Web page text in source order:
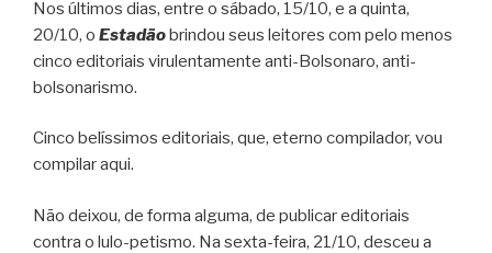
Nos últimos dias, entre o sábado, 15/10, e a quinta,
20/10, o Estadãobrindou seus leitores com pelo menos
cinco editoriais virulentamente anti-Bolsonaro, anti-
bolsonarismo.
Cinco belíssimos editoriais, que, eterno compilador, vou
compilar aqui.
Não deixou, de forma alguma, de publicar editoriais
contra o lulo-petismo. Na sexta-feira, 21/10, desceu a